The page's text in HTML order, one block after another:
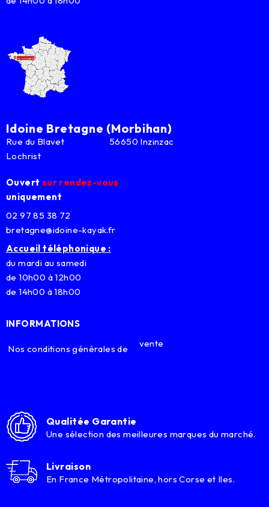
Idoine Bretagne (Morbihan)
Rue du Blavet 56650 Inzinzac
Lochrist
Ouvert sur rendez-vous
uniquement
02 97 85 38 72
bretagne@idoine-kayak.fr
Accueil téléphonique :
du mardi au samedi
de 10h00 à 12h00
de 14h00 à 18h00
INFORMATIONS
Nos conditions générales de vente
Qualitée Garantie
Une sélection des meilleures marques du marché.
Livraison
En France Métropolitaine, hors Corse et Iles.